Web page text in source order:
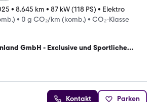
• 8.645 km • 87 kW (118 PS) • Elektro
• 0 g CO₂/km (komb.) • CO₂-Klasse
GmbH - Exclusive und Sportliche
Kontakt Parken